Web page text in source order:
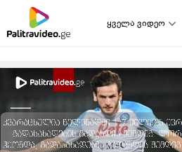
ყველა ვიდეო